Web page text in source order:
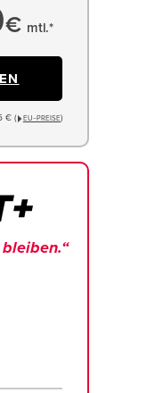
€ mtl.*
€ ( EU−PREISE)